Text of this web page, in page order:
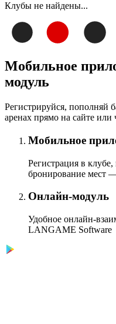
Клубы не найдены...
Мобильное
модуль
Регистрируйся, пополняй
аренах прямо на сайте
Мобильное
Регистрация в
бронирование мест
Онлайн-модуль
Удобное онлайн-
LANGAME Software